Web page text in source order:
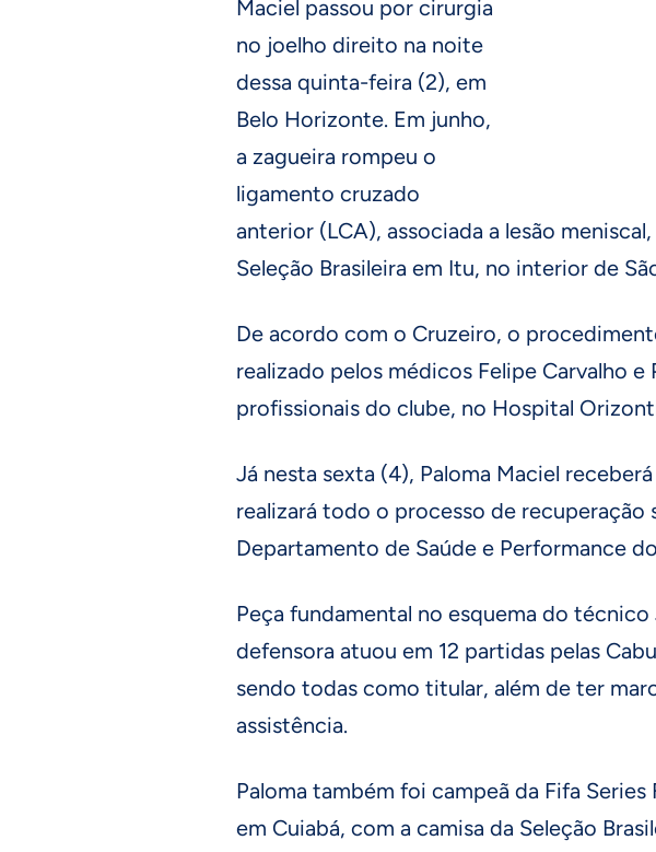
Maciel passou por cirurgia
no joelho direito na noite
dessa quinta-feira (2), em
Belo Horizonte. Em junho,
a zagueira rompeu o
ligamento cruzado
anterior (LCA), associada a lesão
Seleção Brasileira em Itu, no interior de
De acordo com o Cruzeiro, o
realizado pelos médicos Felipe Carvalho e
profissionais do clube, no Hospital
Já nesta sexta (4), Paloma Maciel
realizará todo o processo de recuperação
Departamento de Saúde e Performance
Peça fundamental no esquema do técnico
defensora atuou em 12 partidas pelas
sendo todas como titular, além de ter
assistência.
Paloma também foi campeã da Fifa Series
em Cuiabá, com a camisa da Seleção